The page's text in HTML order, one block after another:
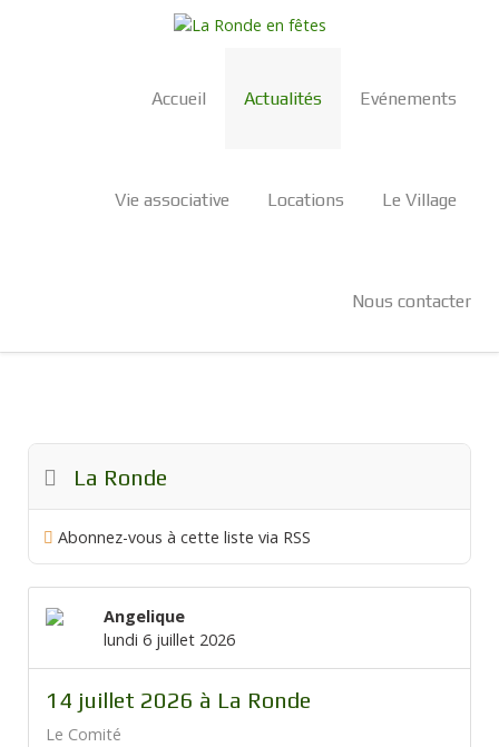
Accueil Actualités Evénements
Vie associative Locations Le Village
Nous contacter
La Ronde
Abonnez-vous à cette liste via RSS
Angelique
lundi 6 juillet 2026
14 juillet 2026 à La Ronde
Le Comité